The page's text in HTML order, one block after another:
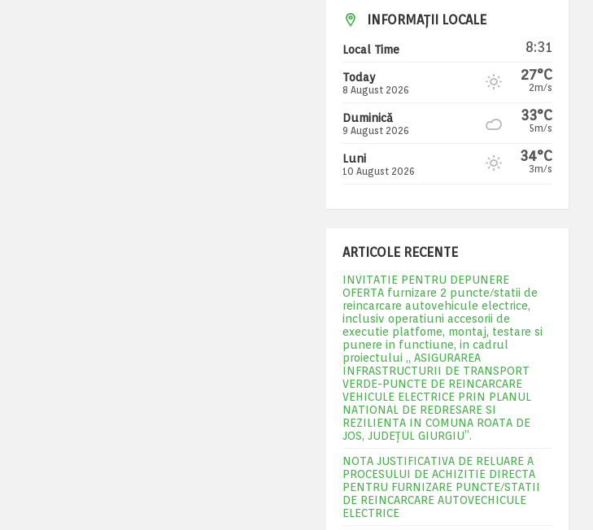
INFORMAȚII LOCALE
Local Time 8:31
Today
8 August 2026
27°C
2m/s
Duminică
9 August 2026
33°C
5m/s
Luni
10 August 2026
34°C
3m/s
ARTICOLE RECENTE
INVITATIE PENTRU DEPUNERE
OFERTA furnizare 2 puncte/statii de
reincarcare autovehicule electrice,
inclusiv operatiuni accesorii de
executie platfome, montaj, testare si
punere in functiune, in cadrul
proiectului „ ASIGURAREA
INFRASTRUCTURII DE TRANSPORT
VERDE-PUNCTE DE REINCARCARE
VEHICULE ELECTRICE PRIN PLANUL
NATIONAL DE REDRESARE SI
REZILIENTA IN COMUNA ROATA DE
JOS, JUDEŢUL GIURGIU”.
NOTA JUSTIFICATIVA DE RELUARE A
PROCESULUI DE ACHIZITIE DIRECTA
PENTRU FURNIZARE PUNCTE/STATII
DE REINCARCARE AUTOVECHICULE
ELECTRICE